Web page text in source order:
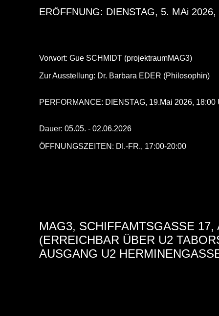
ERÖFFNUNG: DIENSTAG, 5. MAi
Vorwort: Gue SCHMIDT (projektraumMAG3)
Zur Ausstellung: Dr. Barbara EDER (Philosophin)
PERFORMANCE: DIENSTAG, 19.Mai 2026, 18:00
Dauer: 05.05. - 02.06.2026
ÖFFNUNGSZEITEN: DI.-FR., 17:00-20:00
MAG3, SCHIFFAMTSGASSE
(ERREICHBAR ÜBER U2
AUSGANG U2